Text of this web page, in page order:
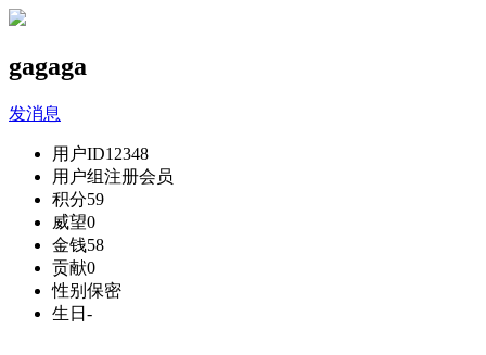
gagaga
发消息
用户ID12348
用户组注册会员
积分59
威望0
金钱58
贡献0
性别 保密
生日 -